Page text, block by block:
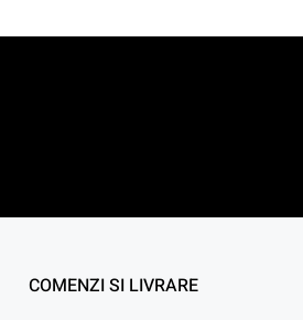
COMENZI SI LIVRARE